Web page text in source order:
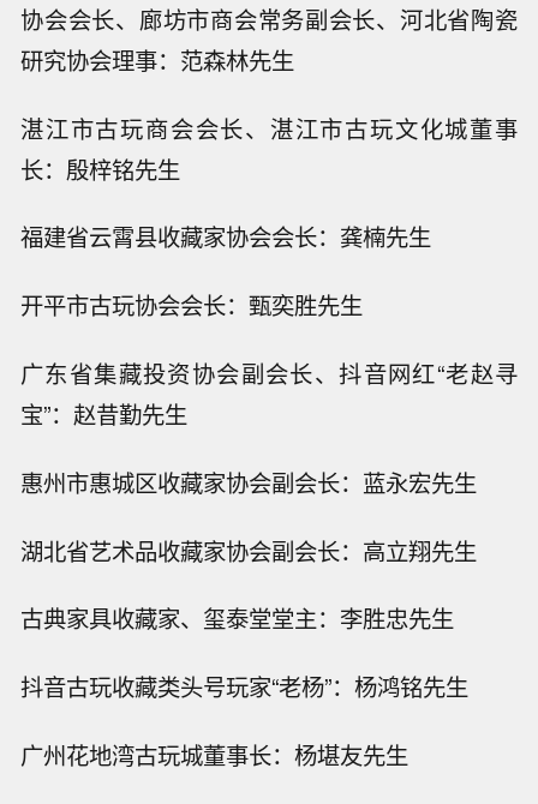
协会会长、廊坊市商会常务副会长、河北省陶瓷
研究协会理事：范森林先生
湛江市古玩商会会长、湛江市古玩文化城董事
长：殷梓铭先生
福建省云霄县收藏家协会会长：龚楠先生
开平市古玩协会会长：甄奕胜先生
广东省集藏投资协会副会长、抖音网红“老赵寻
宝”：赵昔勤先生
惠州市惠城区收藏家协会副会长：蓝永宏先生
湖北省艺术品收藏家协会副会长：高立翔先生
古典家具收藏家、玺泰堂堂主：李胜忠先生
抖音古玩收藏类头号玩家“老杨”：杨鸿铭先生
广州花地湾古玩城董事长：杨堪友先生